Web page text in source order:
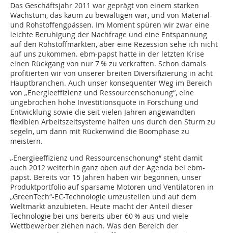
Das Geschäftsjahr 2011 war geprägt von einem starken
Wachstum, das kaum zu bewältigen war, und von Material-
und Rohstoffengpässen. Im Moment spüren wir zwar eine
leichte Beruhigung der Nachfrage und eine Entspannung
auf den Rohstoffmärkten, aber eine Rezession sehe ich nicht
auf uns zukommen. ebm-papst hatte in der letzten Krise
einen Rückgang von nur 7 % zu verkraften. Schon damals
profitierten wir von unserer breiten Diversifizierung in acht
Hauptbranchen. Auch unser konsequenter Weg im Bereich
von „Energieeffizienz und Ressourcenschonung“, eine
ungebrochen hohe Investitionsquote in Forschung und
Entwicklung sowie die seit vielen Jahren angewandten
flexiblen Arbeitszeitsysteme halfen uns durch den Sturm zu
segeln, um dann mit Rückenwind die Boomphase zu
meistern.
„Energieeffizienz und Ressourcenschonung“ steht damit
auch 2012 weiterhin ganz oben auf der Agenda bei ebm-
papst. Bereits vor 15 Jahren haben wir begonnen, unser
Produktportfolio auf sparsame Motoren und Ventilatoren in
„GreenTech“-EC-Technologie umzustellen und auf dem
Weltmarkt anzubieten. Heute macht der Anteil dieser
Technologie bei uns bereits über 60 % aus und viele
Wettbewerber ziehen nach. Was den Bereich der